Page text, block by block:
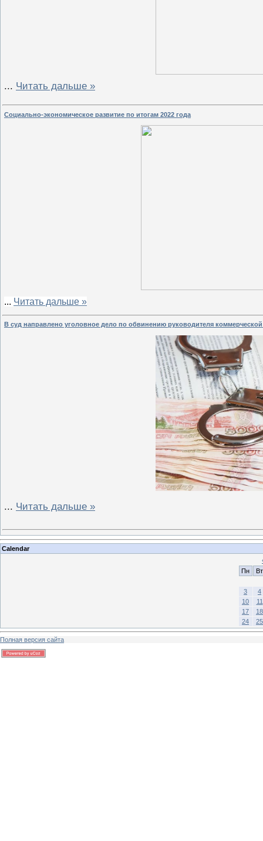
... Читать дальше »
Социально-экономическое развитие по итогам 2022 года
... Читать дальше »
В суд направлено уголовное дело по обвинению руководителя
... Читать дальше »
Calendar
Пн
Вт
3
4
10
11
17
18
24
25
Полная версия сайта